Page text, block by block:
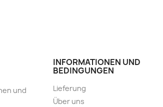
und
INFORMATIONEN UND
BEDINGUNGEN
Lieferung
Über uns